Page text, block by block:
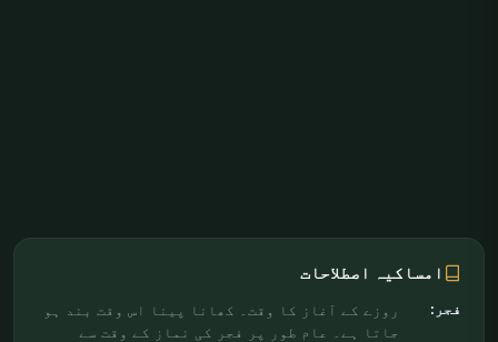
امساکیہ اصطلاحات
فجر:
روزے کے آغاز کا وقت۔ کھانا پینا اس وقت بند ہو
جاتا ہے۔ عام طور پر فجر کی نماز کے وقت سے